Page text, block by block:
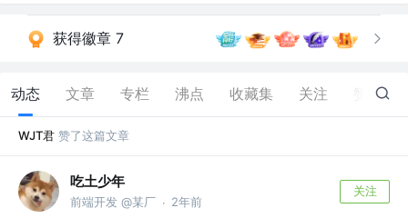
获得徽章 7
动态 文章 专栏 沸点 收藏集 关注 20
WJT君 赞了这篇文章
吃土少年
前端开发 @某厂 · 2年前
关注